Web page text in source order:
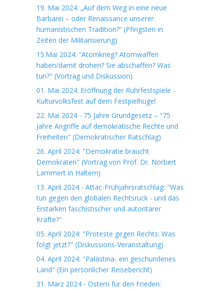
19. Mai 2024: „Auf dem Weg in eine neue
Barbarei – oder Renaissance unserer
humanistischen Tradition?“ (Pfingsten in
Zeiten der Militarisierung)
15.Mai 2024: "Atomkrieg? Atomwaffen
haben/damit drohen? Sie abschaffen? Was
tun?" (Vortrag und Diskussion)
01. Mai 2024: Eröffnung der Ruhrfestspiele -
Kulturvolksfest auf dem Festpielhügel
22. Mai 2024 - 75 Jahre Grundgesetz – "75
Jahre Angriffe auf demokratische Rechte und
Freiheiten" (Demokratischer Ratschlag)
26. April 2024: "Demokratie braucht
Demokraten" (Vortrag von Prof. Dr. Norbert
Lammert in Haltern)
13. April 2024 - Attac-Frühjahrsratschlag: "Was
tun gegen den globalen Rechtsruck - und das
Erstarken faschistischer und autoritärer
Kräfte?"
05. April 2024: "Proteste gegen Rechts: Was
folgt jetzt?" (Diskussions-Veranstaltung)
04. April 2024: "Palästina- ein geschundenes
Land" (Ein persönlicher Reisebericht)
31. März 2024 - Ostern für den Frieden: